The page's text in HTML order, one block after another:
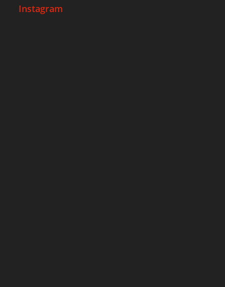
Instagram